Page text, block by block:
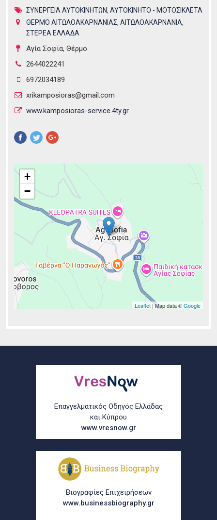
ΣΥΝΕΡΓΕΙΑ ΑΥΤΟΚΙΝΗΤΩΝ, ΑΥΤΟΚΙΝΗΤΟ - ΜΟΤΟΣΙΚΛΕΤΑ
ΘΕΡΜΟ ΑΙΤΩΛΟΑΚΑΡΝΑΝΙΑΣ, ΑΙΤΩΛΟΑΚΑΡΝΑΝΙΑ,
ΣΤΕΡΕΑ ΕΛΛΑΔΑ
Αγία Σοφία, Θέρμο
2644022241
6972034189
xrikamposioras@gmail.com
www.kamposioras-service.4ty.gr
+
−
Leaflet| Map data ©Google
Επαγγελματικός Οδηγός Ελλάδας
και Κύπρου
www.vresnow.gr
Βιογραφίες Επιχειρήσεων
www.businessbiography.gr